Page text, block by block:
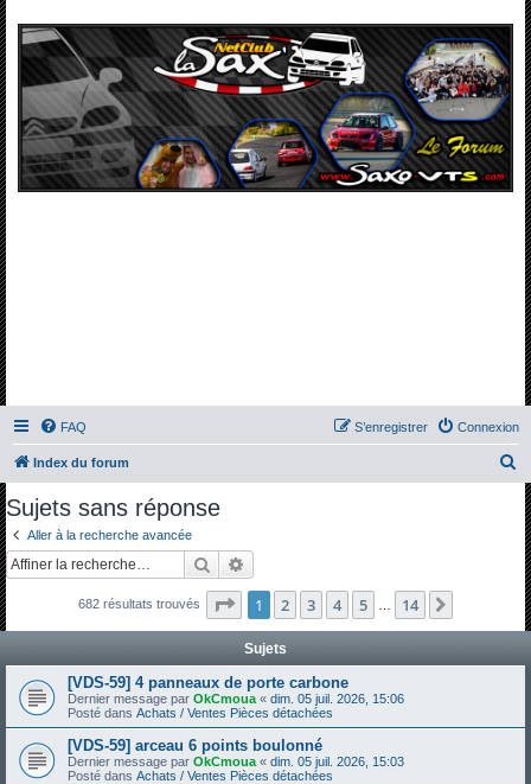
FAQ Connexion
S’enregistrer
Index du forum
c
Sujets sans réponse
Aller à la recherche avancée
Rechercher
682 résultats trouvés Page 1sur14
1 2 3 4 5 14
Sujets
[VDS-59] 4 panneaux de porte carbone
Dernier message par OkCmoua « dim. 05 juil. 2026, 15:06
Posté dans Achats / Ventes Pièces détachées
[VDS-59] arceau 6 points boulonné
Dernier message par OkCmoua « dim. 05 juil. 2026, 15:03
Posté dans Achats / Ventes Pièces détachées